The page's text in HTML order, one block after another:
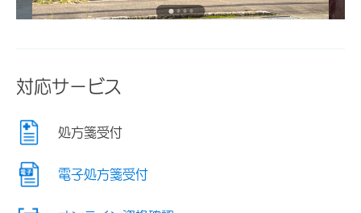
対応サービス
処方箋受付
電子処方箋受付